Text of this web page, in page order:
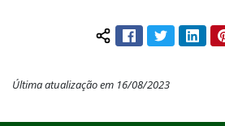
Compartilhar
FacebookTwitter
Última atualização em 16/08/2023